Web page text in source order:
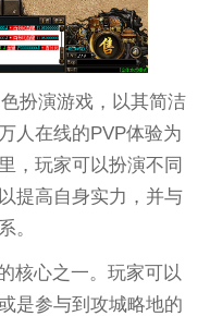
扮演游戏，以其简洁
人在线的PVP体验为
，玩家可以扮演不同
提高自身实力，并与
。
核心之一。玩家可以
是参与到攻城略地的